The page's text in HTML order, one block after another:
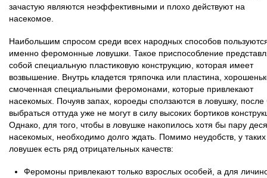
зачастую являются неэффективными и плохо действуют на
насекомое.
Наибольшим спросом среди всех народных способов
именно феромонные ловушки. Такое приспособление
собой специальную пластиковую конструкцию, которая имеет
возвышение. Внутрь кладется тряпочка или пластина,
смоченная специальными феромонами, которые привлекают
насекомых. Почуяв запах, короеды сползаются в ловушку, после
выбраться оттуда уже не могут в силу высоких бортиков
Однако, для того, чтобы в ловушке накопилось хотя бы пару
насекомых, необходимо долго ждать. Помимо неудобств, у таких
ловушек есть ряд отрицательных качеств:
Феромоны привлекают только взрослых особей, а для